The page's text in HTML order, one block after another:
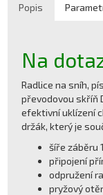
Popis
Na
Radlice na sníh,
převodovou skříň
efektivní uklízení
držák, který je
šíře záběru
připojení
odpružení
pryžový